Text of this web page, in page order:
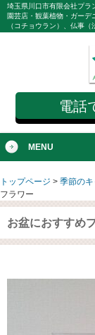
埼玉県川口市有限会社プラ
園芸店・観葉植物・ガーデ
（コチョウラン）、仏事
電話
MENU
トップページ > 季節の
フラワー
お盆におすすめ